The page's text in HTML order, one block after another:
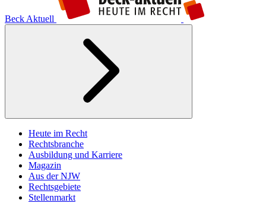
Beck Aktuell
Heute im Recht
Rechtsbranche
Ausbildung und Karriere
Magazin
Aus der NJW
Rechtsgebiete
Stellenmarkt